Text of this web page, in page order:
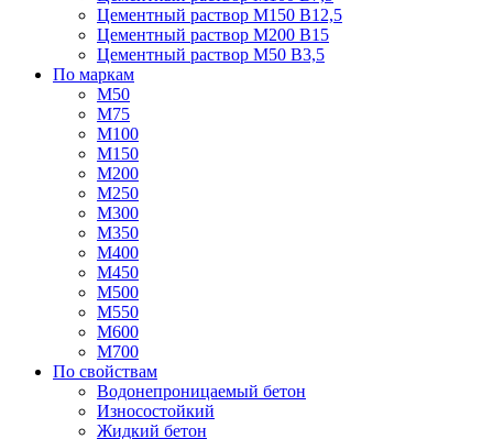
Цементный раствор М150 В12,5
Цементный раствор М200 В15
Цементный раствор М50 В3,5
По маркам
М50
М75
М100
М150
М200
М250
М300
М350
М400
М450
М500
М550
М600
М700
По свойствам
Водонепроницаемый бетон
Износостойкий
Жидкий бетон